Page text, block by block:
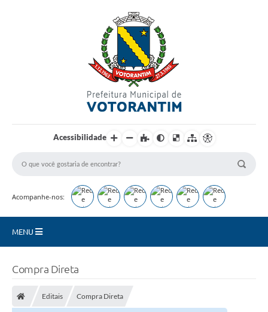
Acessibilidade
Acompanhe-nos:
MENU
Compra Direta
Editais Compra Direta